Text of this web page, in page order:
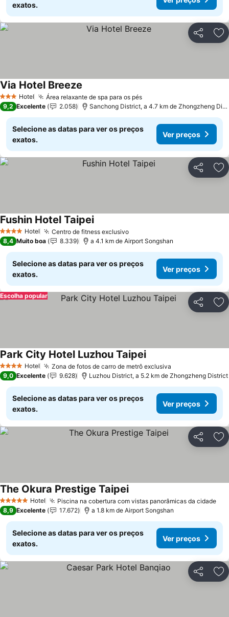
exatos.
Partilhar
3 EstrelasHotel Área relaxante de spa para os pés
Via Hotel Breeze
9,2 Excelente 2.058 Sanchong District, a 4.7 km de Zhongzheng District
Selecione as datas para ver os preços
exatos.
Ver preços
Partilhar
4 EstrelasHotel Centro de fitness exclusivo
Fushin Hotel Taipei
8,4 Muito boa 8.339 a 4.1 km de Airport Songshan
Selecione as datas para ver os preços
exatos.
Ver preços
Partilhar
Escolha popular
4 EstrelasHotel Zona de fotos de carro de metrô exclusiva
Park City Hotel Luzhou Taipei
9,0 Excelente 9.628 Luzhou District, a 5.2 km de Zhongzheng District
Selecione as datas para ver os preços
exatos.
Ver preços
Partilhar
5 Estrelas Hotel Piscina na cobertura com vistas panorâmicas da cidade
The Okura Prestige Taipei
8,9 Excelente 17.672 a 1.8 km de Airport Songshan
Selecione as datas para ver os preços
exatos.
Ver preços
Partilhar